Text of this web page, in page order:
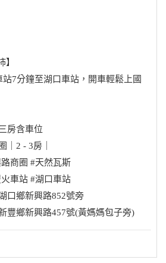
】
7分鐘至湖口車站，開車輕鬆上國
房含車位
｜2 - 3房｜
商圈 #天然瓦斯
車站 #湖口車站
口鄉新興路852號旁
豐鄉新興路457號(黃媽媽包子旁)